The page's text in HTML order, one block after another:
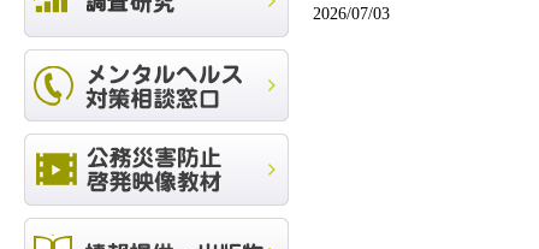
2026/07/03